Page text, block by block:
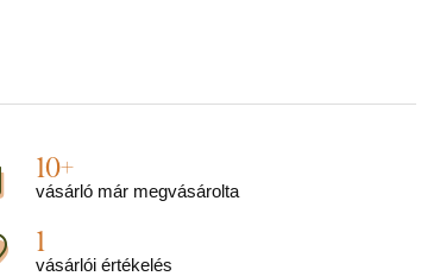
10+
vásárló már megvásárolta
1
vásárlói értékelés